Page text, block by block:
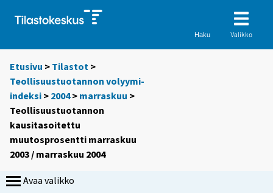
Haku Valikko
Etusivu > Tilastot >
Teollisuustuotannon volyymi-
indeksi > 2004> marraskuu >
Teollisuustuotannon
kausitasoitettu
muutosprosentti marraskuu
2003 / marraskuu 2004
Avaa valikko